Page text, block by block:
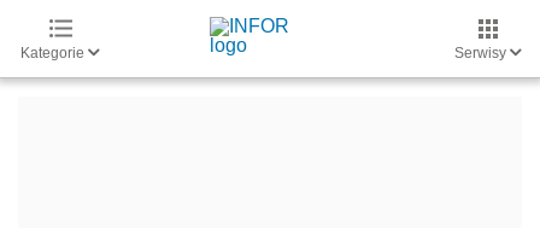
Kategorie Serwisy